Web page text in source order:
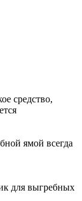
средство,
ямой всегда
для выгребных